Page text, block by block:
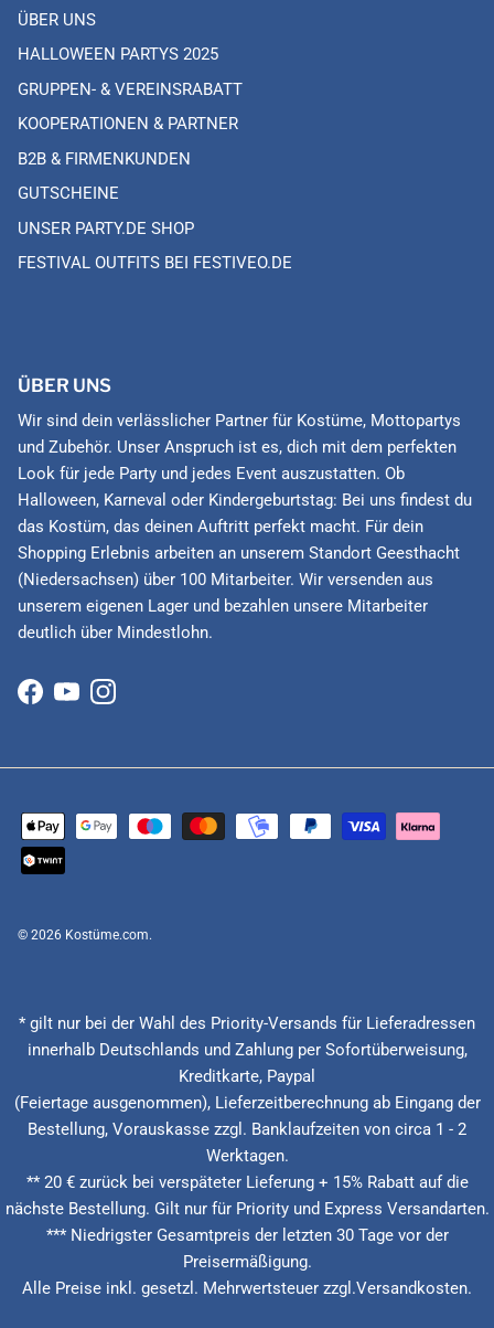
ÜBER UNS
HALLOWEEN PARTYS 2025
GRUPPEN- & VEREINSRABATT
KOOPERATIONEN & PARTNER
B2B & FIRMENKUNDEN
GUTSCHEINE
UNSER PARTY.DE SHOP
FESTIVAL OUTFITS BEI FESTIVEO.DE
ÜBER UNS
Wir sind dein verlässlicher Partner für Kostüme, Mottopartys
und Zubehör. Unser Anspruch ist es, dich mit dem perfekten
Look für jede Party und jedes Event auszustatten. Ob
Halloween, Karneval oder Kindergeburtstag: Bei uns findest du
das Kostüm, das deinen Auftritt perfekt macht. Für dein
Shopping Erlebnis arbeiten an unserem Standort Geesthacht
(Niedersachsen) über 100 Mitarbeiter. Wir versenden aus
unserem eigenen Lager und bezahlen unsere Mitarbeiter
deutlich über Mindestlohn.
Facebook
YouTubeInstagram
© 2026 Kostüme.com.
* gilt nur bei der Wahl des Priority-Versands für Lieferadressen
innerhalb Deutschlands und Zahlung per Sofortüberweisung,
Kreditkarte, Paypal
(Feiertage ausgenommen), Lieferzeitberechnung ab Eingang der
Bestellung, Vorauskasse zzgl. Banklaufzeiten von circa 1 - 2
Werktagen.
** 20 € zurück bei verspäteter Lieferung + 15% Rabatt auf die
nächste Bestellung. Gilt nur für Priority und Express Versandarten.
*** Niedrigster Gesamtpreis der letzten 30 Tage vor der
Preisermäßigung.
Alle Preise inkl. gesetzl. Mehrwertsteuer zzgl.Versandkosten.